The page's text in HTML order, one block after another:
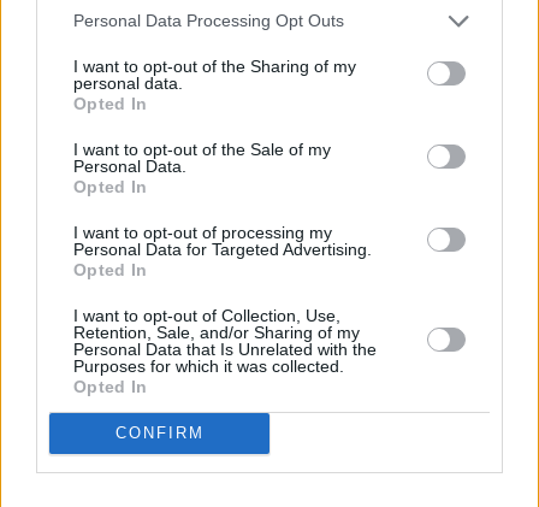
negar su consentimiento. Tenga en cuenta que algún
de su consentimiento, pero usted tiene el derecho de
rechazar tal procesamiento. Sus preferencias se aplicarán
cualquier momento entrando de nuevo en este sitio web o
visitando nuestra política de privacidad.
Personal Data Processing Opt Outs
I want to opt-out of the Sharing of my
personal data.
Opted In
I want to opt-out of the Sale of my
Personal Data.
Opted In
I want to opt-out of processing my
Personal Data for Targeted Advertising.
Opted In
I want to opt-out of Collection, Use,
Retention, Sale, and/or Sharing of my
Personal Data that Is Unrelated with the
Purposes for which it was collected.
Opted In
CONFIRM